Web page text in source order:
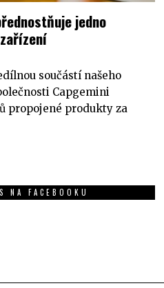
jedno
součástí našeho
Capgemini
propojené produkty za
NA FACEBOOKU